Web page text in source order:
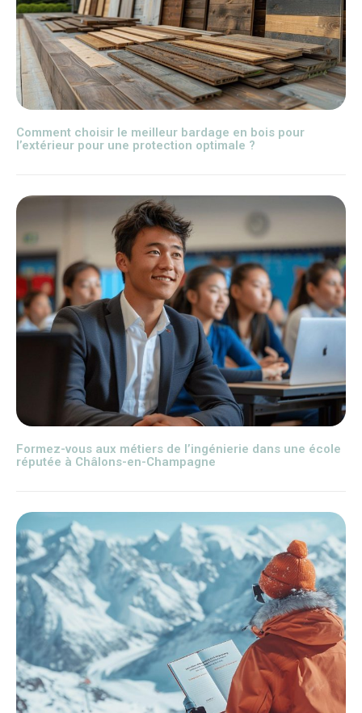
Comment choisir le meilleur bardage en bois pour
l’extérieur pour une protection optimale ?
Formez-vous aux métiers de l’ingénierie dans une école
réputée à Châlons-en-Champagne